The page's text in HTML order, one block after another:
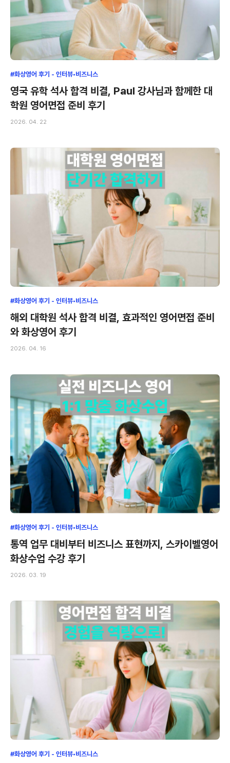
#화상영어 후기 - 인터뷰•비즈니스
영국 유학 석사 합격 비결, Paul 강사님과 함께한 대
학원 영어면접 준비 후기
2026. 04. 22
#화상영어 후기 - 인터뷰•비즈니스
해외 대학원 석사 합격 비결, 효과적인 영어면접 준비
와 화상영어 후기
2026. 04. 16
#화상영어 후기 - 인터뷰•비즈니스
통역 업무 대비부터 비즈니스 표현까지, 스카이벨영어
화상수업 수강 후기
2026. 03. 19
#화상영어 후기 - 인터뷰•비즈니스